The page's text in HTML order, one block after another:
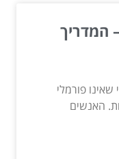
המדריך
שאינו פורמלי
האנשים